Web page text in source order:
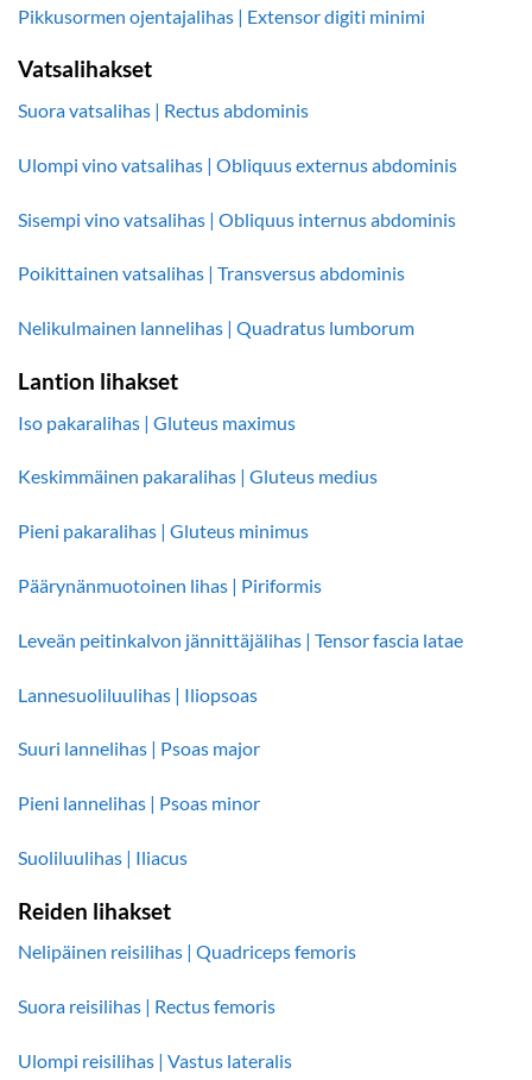
Pikkusormen ojentajalihas | Extensor digiti minimi
Vatsalihakset
Suora vatsalihas | Rectus abdominis
Ulompi vino vatsalihas | Obliquus externus abdominis
Sisempi vino vatsalihas | Obliquus internus abdominis
Poikittainen vatsalihas | Transversus abdominis
Nelikulmainen lannelihas | Quadratus lumborum
Lantion lihakset
Iso pakaralihas | Gluteus maximus
Keskimmäinen pakaralihas | Gluteus medius
Pieni pakaralihas | Gluteus minimus
Päärynänmuotoinen lihas | Piriformis
Leveän peitinkalvon jännittäjälihas | Tensor fascia latae
Lannesuoliluulihas | Iliopsoas
Suuri lannelihas | Psoas major
Pieni lannelihas | Psoas minor
Suoliluulihas | Iliacus
Reiden lihakset
Nelipäinen reisilihas | Quadriceps femoris
Suora reisilihas | Rectus femoris
Ulompi reisilihas | Vastus lateralis